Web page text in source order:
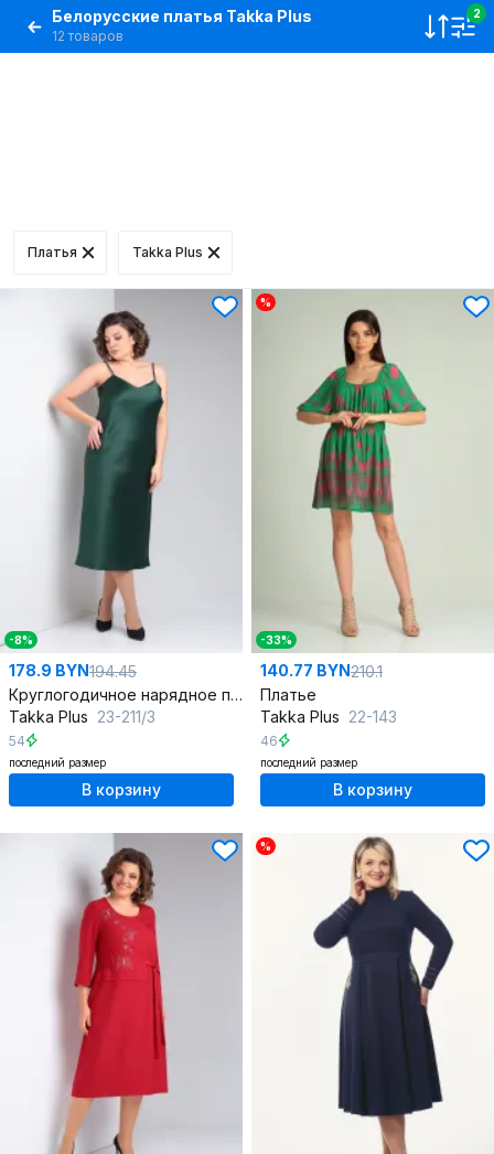
Белорусские платья Takka Plus
12 товаров
2
Платья Takka Plus
-8%
178.9 BYN194.45
Круглогодичное нарядное платье из атласа с регулируемыми бретелями
Takka Plus 23-211/3
54
последний размер
В корзину
%
-33%
140.77 BYN210.1
Платье
Takka Plus 22-143
46
последний размер
В корзину
%